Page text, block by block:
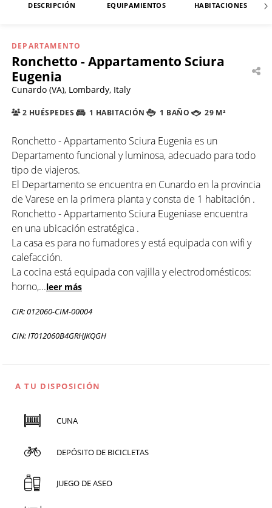
DESCRIPCIÓN EQUIPAMIENTOS HABITACIONES
DEPARTAMENTO
Ronchetto - Appartamento Sciura
Eugenia
Cunardo (VA), Lombardy, Italy
2 HUÉSPEDES 1 HABITACIÓN 1 BAÑO 29 M²
Ronchetto - Appartamento Sciura Eugenia es un
Departamento funcional y luminosa, adecuado para todo
tipo de viajeros.
El Departamento se encuentra en Cunardo en la provincia
de Varese en la primera planta y consta de 1 habitación .
Ronchetto - Appartamento Sciura Eugeniase encuentra
en una ubicación estratégica .
La casa es para no fumadores y está equipada con wifi y
calefacción.
La cocina está equipada con vajilla y electrodomésticos:
horno,...leer más
CIR: 012060-CIM-00004
CIN: IT012060B4GRHJKQGH
A TU DISPOSICIÓN
CUNA
DEPÓSITO DE BICICLETAS
JUEGO DE ASEO